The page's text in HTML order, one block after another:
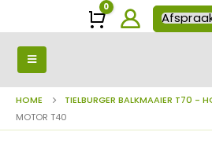
Winkelwagen
0
HOME
TIELBURGER BALKMAAIER T70 -
MOTOR T40